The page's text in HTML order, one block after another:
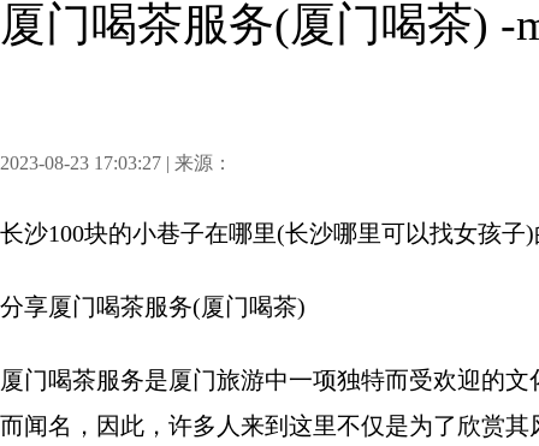
厦门喝茶服务(厦门喝茶) -
2023-08-23 17:03:27 | 来源：
长沙100块的小巷子在哪里(长沙哪里可以找女孩子)
分享厦门喝茶服务(厦门喝茶)
厦门喝茶服务是厦门旅游中一项独特而受欢迎的
而闻名，因此，许多人来到这里不仅是为了欣赏